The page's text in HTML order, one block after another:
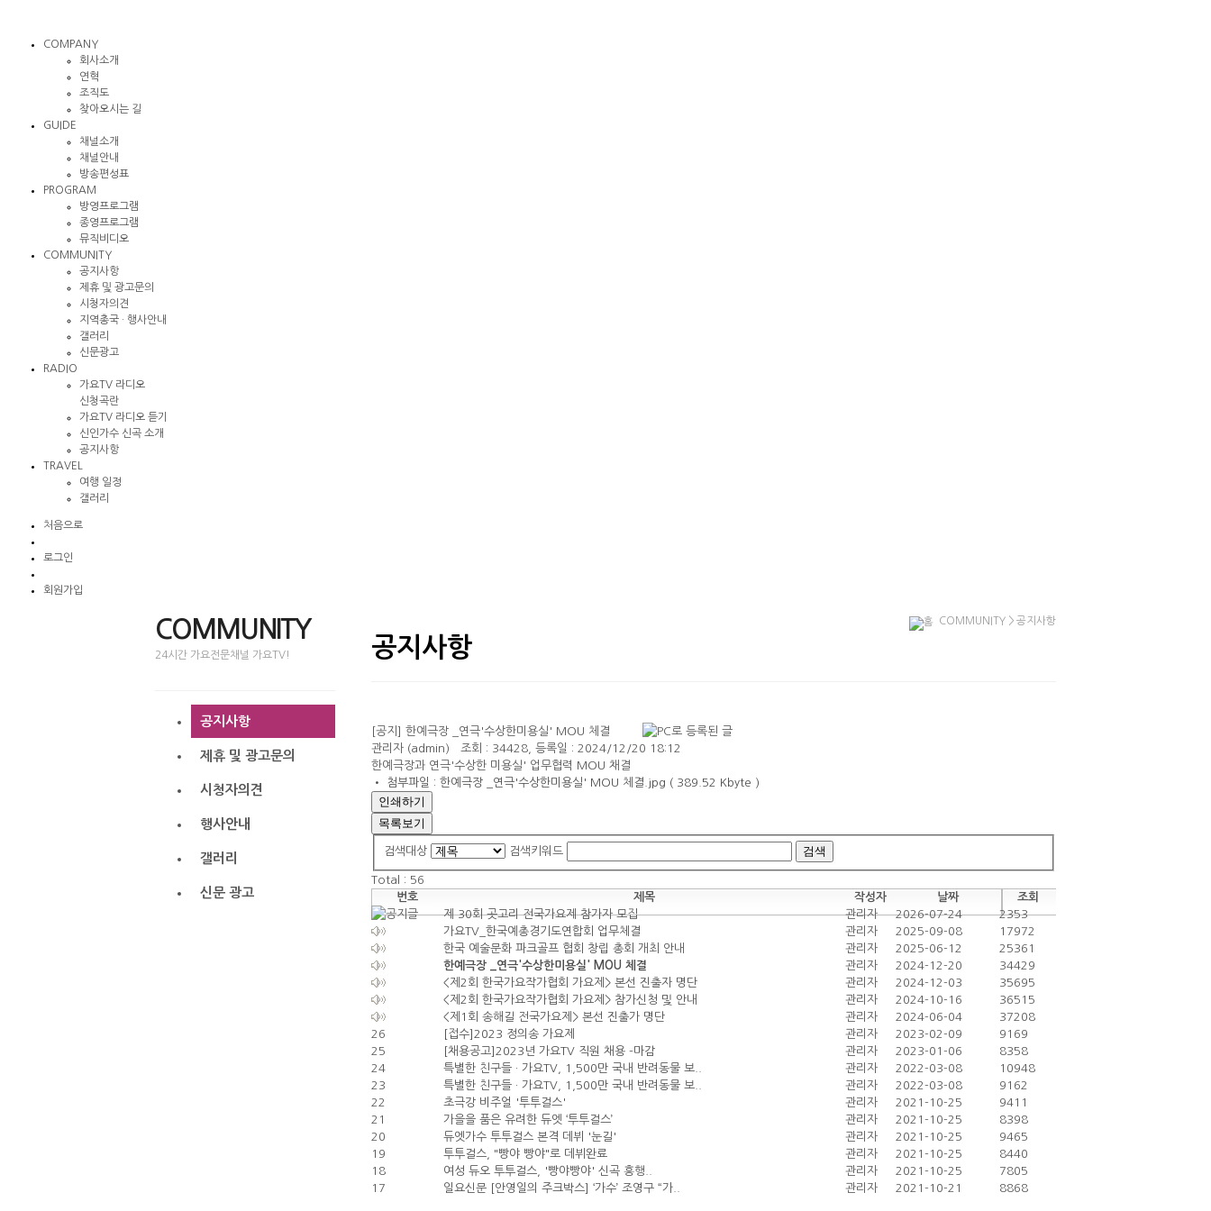
COMPANY
회사소개
연혁
조직도
찾아오시는 길
GUIDE
채널소개
채널안내
방송편성표
PROGRAM
방영프로그램
종영프로그램
뮤직비디오
COMMUNITY
공지사항
제휴 및 광고문의
시청자의견
지역총국 · 행사안내
갤러리
신문광고
RADIO
가요TV 라디오
신청곡란
가요TV 라디오 듣기
신인가수 신곡 소개
공지사항
TRAVEL
여행 일정
갤러리
처음으로
로그인
회원가입
COMMUNITY
24시간 가요전문채널 가요TV!
공지사항
제휴 및 광고문의
시청자의견
행사안내
갤러리
신문 광고
COMMUNITY > 공지사항
공지사항
[공지] 한예극장 _연극'수상한미용실' MOU 체결
관리자 (admin) 조회 : 34428, 등록일 : 2024/12/20 18:12
한예극장과 연극'수상한 미용실' 업무협력 MOU 채결
• 첨부파일 : 한예극장 _연극'수상한미용실' MOU 체결.jpg ( 389.52 Kbyte )
인쇄하기
목록보기
검색대상 검색키워드 검색
Total : 56
번호
제목 작성자 날짜
조회
제 30회 곳고리 전국가요제 참가자 모집
관리자 2026-07-24
2353
가요TV_한국예총경기도연합회 업무체결
관리자 2025-09-08
17972
한국 예술문화 파크골프 협회 창립 총회 개최 안내
관리자 2025-06-12
25361
한예극장 _연극'수상한미용실' MOU 체결
관리자 2024-12-20
34429
<제2회 한국가요작가협회 가요제> 본선 진출자 명단
관리자 2024-12-03
35695
<제2회 한국가요작가협회 가요제> 참가신청 및 안내
관리자 2024-10-16
36515
<제1회 송해길 전국가요제> 본선 진출가 명단
관리자 2024-06-04
37208
26
[접수]2023 정의송 가요제 관리자 2023-02-09
9169
25
[채용공고]2023년 가요TV 직원 채용 -마감 관리자 2023-01-06
8358
24
특별한 친구들 · 가요TV, 1,500만 국내 반려동물 보.. 관리자 2022-03-08
10948
23
특별한 친구들 · 가요TV, 1,500만 국내 반려동물 보.. 관리자 2022-03-08
9162
22
초극강 비주얼 '투투걸스' 관리자 2021-10-25
9411
21
가을을 품은 유려한 듀엣 ‘투투걸스’ 관리자 2021-10-25
8398
20
듀엣가수 투투걸스 본격 데뷔 '눈길' 관리자 2021-10-25
9465
19
투투걸스, "빵야 빵야"로 데뷔완료 관리자 2021-10-25
8440
18
여성 듀오 투투걸스, '빵야빵야' 신곡 흥행.. 관리자 2021-10-25
7805
17
일요신문 [안영일의 주크박스] ‘가수’ 조영구 “가.. 관리자 2021-10-21 8868